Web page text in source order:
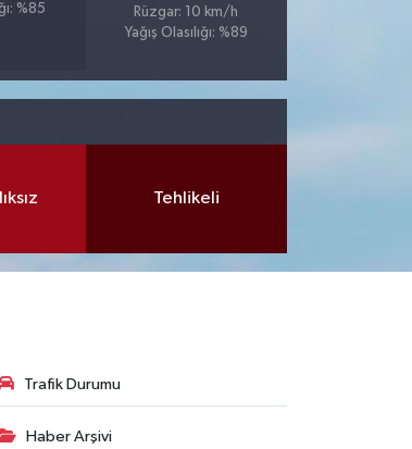
%85
Rüzgar: 10 km/h
Yağış Olasılığı: %89
Tehlikeli
Trafik Durumu
Haber Arşivi